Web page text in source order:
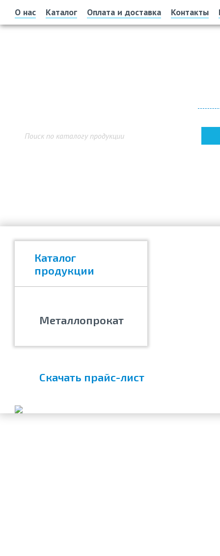
О нас Каталог Оплата и доставка Контакты
Каталог
продукции
Металлопрокат
Скачать прайс-лист